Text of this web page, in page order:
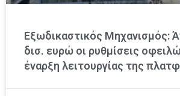
Εξωδικαστικός Μηχανισμός:
δισ. ευρώ οι ρυθμίσεις
έναρξη λειτουργίας της